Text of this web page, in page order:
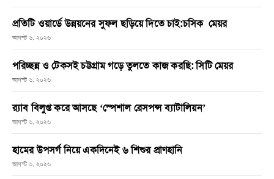
প্রতিটি ওয়ার্ডে উন্নয়নের সুফল ছড়িয়ে দিতে চাই:চসিক মেয়র
আগস্ট ৬, ২০২৬
পরিচ্ছন্ন ও টেকসই চট্টগ্রাম গড়ে তুলতে কাজ করছি: সিটি মেয়র
আগস্ট ৬, ২০২৬
র‌্যাব বিলুপ্ত করে আসছে ‘স্পেশাল রেসপন্স ব্যাটালিয়ন’
আগস্ট ৬, ২০২৬
হামের উপসর্গ নিয়ে একদিনেই ৬ শিশুর প্রাণহানি
আগস্ট ৬, ২০২৬